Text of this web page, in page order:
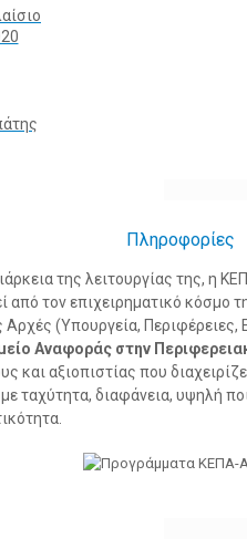
Πληροφορίες
της λειτουργίας της, η
από τον επιχειρηματικό κόσμο
(Υπουργεία, Περιφέρειες,
Αναφοράς στην
και αξιοπιστίας που
ταχύτητα, διαφάνεια, υψηλή